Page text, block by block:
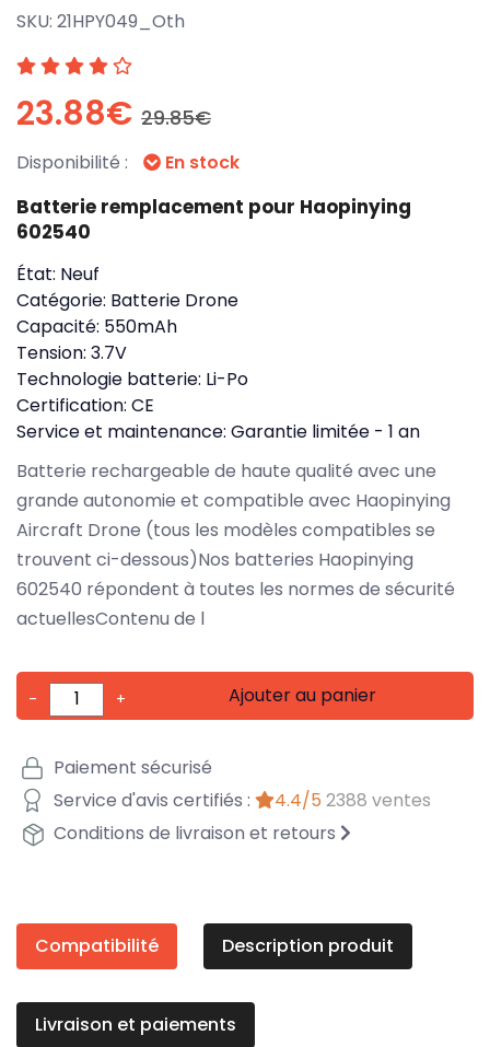
SKU: 21HPY049_Oth
23.88€ 29.85€
Disponibilité : En stock
Batterie remplacement pour Haopinying
602540
État: Neuf
Catégorie: Batterie Drone
Capacité: 550mAh
Tension: 3.7V
Technologie batterie: Li-Po
Certification: CE
Service et maintenance: Garantie limitée - 1 an
Batterie rechargeable de haute qualité avec une
grande autonomie et compatible avec Haopinying
Aircraft Drone (tous les modèles compatibles se
trouvent ci-dessous)Nos batteries Haopinying
602540 répondent à toutes les normes de sécurité
actuellesContenu de l
- + Ajouter au panier
Paiement sécurisé
Service d'avis certifiés :
4.4/5 2388 ventes
Conditions de livraison et retours
Compatibilité Description produit
Livraison et paiements